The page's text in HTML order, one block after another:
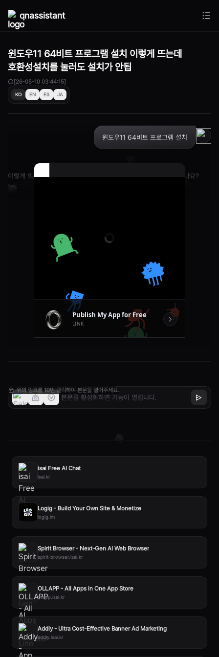
qnassistant
윈도우11 64비트 프로그램 설치 이렇게 뜨는데
호환성설치를 눌러도 설치가 안됩
[26-05-10 03:44:15]
KO EN ES JA
윈도우11 64비트 프로그램 설치
이렇게 뜨는데 호환성설치를 눌러도 설치가 안됩니다어떻게 해야하나요?
위의 링크를 10번 클릭하여 본문을 열어주세요.
isai Free AI Chat
isai.kr
Logig - Build Your Own Site & Monetize
logig.im
Spirit Browser - Next-Gen AI Web Browser
spirit-browser.isai.kr
OLLAPP - All Apps in One App Store
ollapp.isai.kr
Addly - Ultra Cost-Effective Banner Ad Marketing
addly.isai.kr